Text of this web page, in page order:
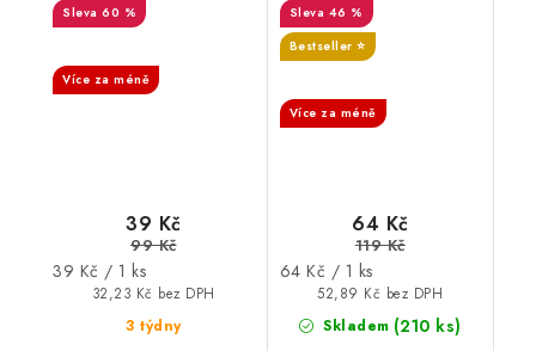
60 %
Více za méně
3 týdny
32,23 Kč bez DPH
39 Kč
99 Kč
Měrná
39 Kč / 1 ks
46 %
Bestseller ⭐️
Více za méně
Skladem (210 ks)
52,89 Kč bez DPH
64 Kč
119 Kč
Měrná
cena:
64 Kč / 1 ks